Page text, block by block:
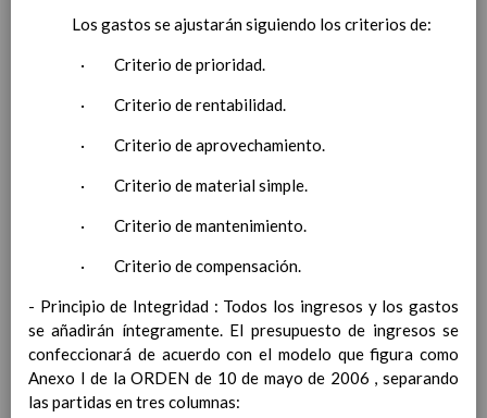
Competencias bÃ¡sicas
15 noviembre 2019
elementos curriculares del 2Âº ciclo de
EvaluaciÃ³n
InterrelaciÃ³n familiar-centro
AtenciÃ³n a la diversidad
Proyecto curricular de ReligiÃ³n
CatÃ³lica en Segundo Ciclo de Infantil
ConcreciÃ³n curricular para la
etapa
15 noviembre 2019
Ãrea III: Lenguajes:
comunicaciÃ³n y
representaciÃ³n
15 noviembre 2019
Ãrea II: Conocimiento del
Los gastos se ajustarán siguiendo los criterios de:
· Criterio de prioridad.
· Criterio de rentabilidad.
· Criterio de aprovechamiento.
· Criterio de material simple.
· Criterio de mantenimiento.
· Criterio de compensación.
- Principio de Integridad : Todos los ingresos y los gastos
se añadirán íntegramente. El presupuesto de ingresos se
confeccionará de acuerdo con el modelo que figura como
Anexo I de la ORDEN de 10 de mayo de 2006 , separando
las partidas en tres columnas: